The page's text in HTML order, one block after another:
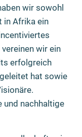
wir sowohl
in Afrika ein
wir ein
erfolgreich
hat sowie
und nachhaltige